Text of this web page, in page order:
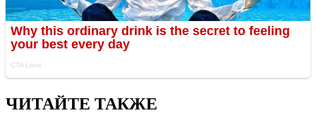
ЧИТАЙТЕ ТАКЖЕ